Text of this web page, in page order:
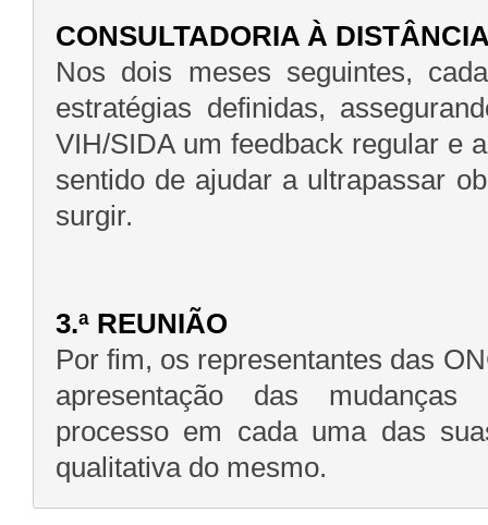
CONSULTADORIA À
Nos dois meses seguintes,
estratégias definidas,
VIH/SIDA um feedback regular e
sentido de ajudar a ultrapassar
surgir.
3.ª REUNIÃO
Por fim, os representantes das
apresentação das mudanças
processo em cada uma das
qualitativa do mesmo.